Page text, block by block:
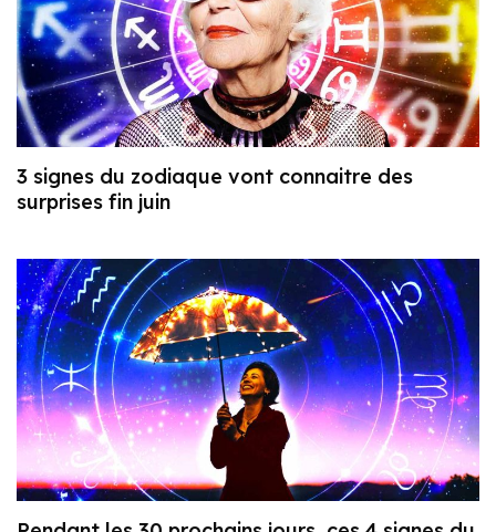
3 signes du zodiaque vont connaitre des
surprises fin juin